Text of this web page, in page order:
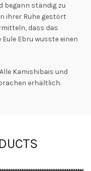
begann ständig zu
ihrer Ruhe gestört
dass das
Ebru wusste einen
Kamishibais und
erhältlich.